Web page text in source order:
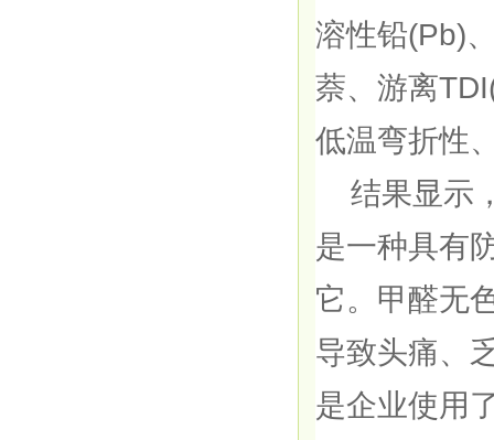
溶性铅(Pb)
萘、游离
低温弯折性
结果显示
是一种具有
它。甲醛无
导致头痛、
是企业使用